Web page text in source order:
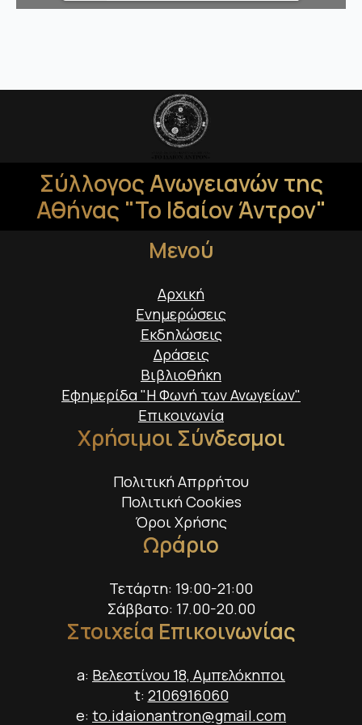
Σύλλογος Ανωγειανών της
Αθήνας "Το Ιδαίον Άντρον"
Μενού
Αρχική
Ενημερώσεις
Εκδηλώσεις
Δράσεις
Βιβλιοθήκη
Εφημερίδα "Η Φωνή των Ανωγείων"
Επικοινωνία
Χρήσιμοι Σύνδεσμοι
Πολιτική Απρρήτου
Πολιτική Cookies
Όροι Χρήσης
Ωράριο
Τετάρτη: 19:00-21:00
Σάββατο: 17.00-20.00
Στοιχεία Επικοινωνίας
a: Βελεστίνου 18, Αμπελόκηποι
t: 2106916060
e: to.idaionantron@gmail.com